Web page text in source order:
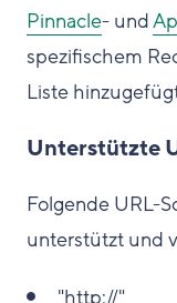
Pinnacle- und
spezifischem
Liste
Unterstützte
Folgende URL-
unterstützt und
"http://"